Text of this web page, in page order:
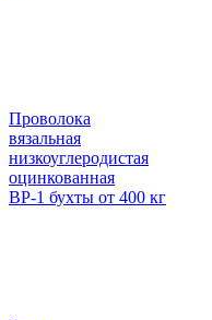
Проволока
вязальная
низкоуглеродистая
оцинкованная
ВР-1 бухты от 400 кг